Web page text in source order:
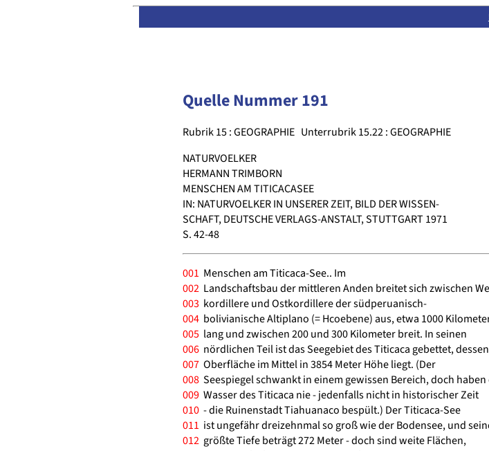
Quelle Nummer 191
Rubrik 15 : GEOGRAPHIE Unterrubrik 15.22 : GEOGRAPHIE
NATURVOELKER
HERMANN TRIMBORN
MENSCHEN AM TITICACASEE
IN: NATURVOELKER IN UNSERER ZEIT, BILD DER WISSEN-
SCHAFT, DEUTSCHE VERLAGS-ANSTALT, STUTTGART 1971
S. 42-48
001 Menschen am Titicaca-See.. Im
002 Landschaftsbau der mittleren Anden breitet sich zwischen
003 kordillere und Ostkordillere der südperuanisch-
004 bolivianische Altiplano (= Hcoebene) aus, etwa 1000
005 lang und zwischen 200 und 300 Kilometer breit. In seinen
006 nördlichen Teil ist das Seegebiet des Titicaca gebettet, dessen
007 Oberfläche im Mittel in 3854 Meter Höhe liegt. (Der
008 Seespiegel schwankt in einem gewissen Bereich, doch haben
009 Wasser des Titicaca nie - jedenfalls nicht in historischer Zeit
010 - die Ruinenstadt Tiahuanaco bespült.) Der Titicaca-See
011 ist ungefähr dreizehnmal so groß wie der Bodensee, und
012 größte Tiefe beträgt 272 Meter - doch sind weite Flächen,